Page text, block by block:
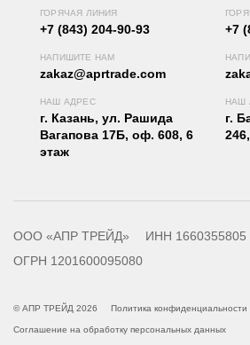
ГОРЯЧАЯ ЛИНИЯ
+7 (843) 204-90-93
НАПИШИТЕ НАМ
zakaz@aprtrade.com
НАШ АДРЕС
г. Казань, ул. Рашида
Вагапова 17Б, оф. 608, 6
этаж
+7
НАШ
г.
ООО «АПР ТРЕЙД»
ИНН 1660355805
ОГРН 1201600095080
© АПР ТРЕЙД 2026 Политика конфиденциальности
Соглашение на обработку персональных данных